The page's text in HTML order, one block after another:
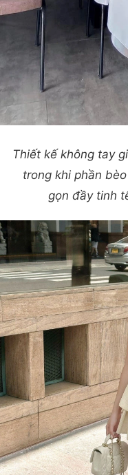
Thiết kế không tay
trong khi phần
gọn đầy tinh